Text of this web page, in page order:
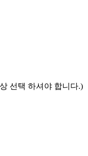
선택 하셔야 합니다.)